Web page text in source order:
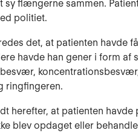
sy flængerne sammen.
politiet.
det, at patienten havde
havde han gener i form af
ring­finge­ren.
herefter, at patienten
blev opdaget eller